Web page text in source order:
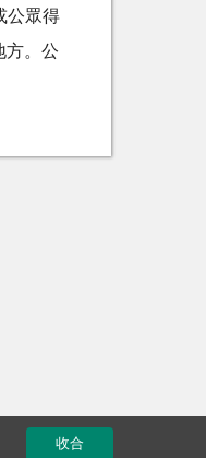
公眾得
方。公
收合